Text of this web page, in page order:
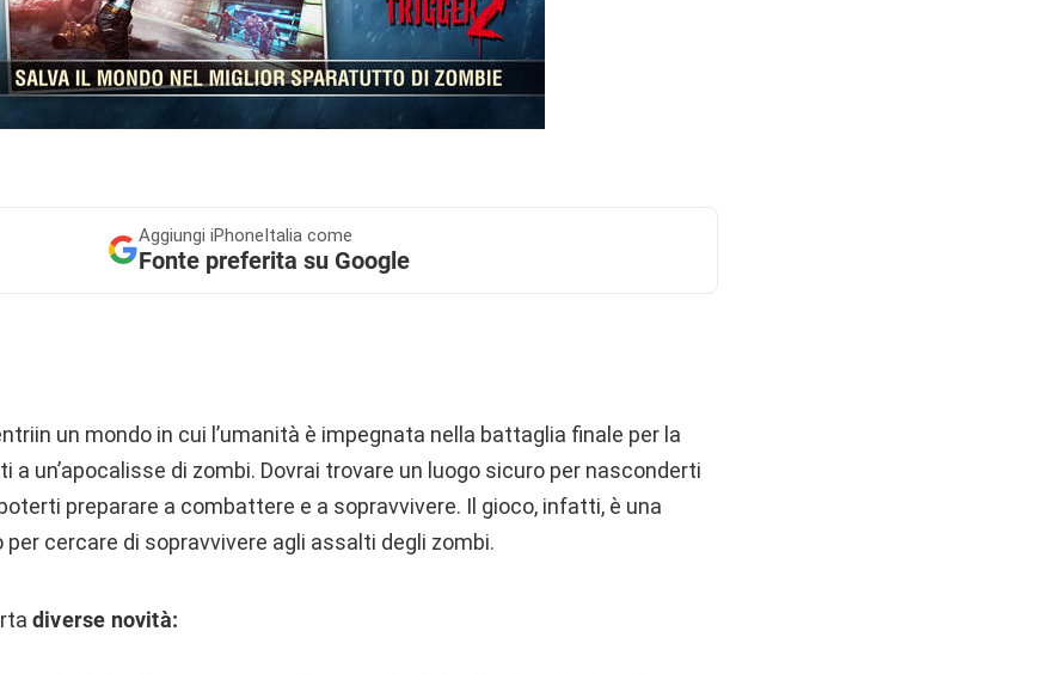
Aggiungi iPhoneItalia come
Fonte preferita su Google
un mondo in cui l’umanità è impegnata nella battaglia finale per la
a un’apocalisse di zombi. Dovrai trovare un luogo sicuro per nasconderti
preparare a combattere e a sopravvivere. Il gioco, infatti, è una
cercare di sopravvivere agli assalti degli zombi.
diverse novità: